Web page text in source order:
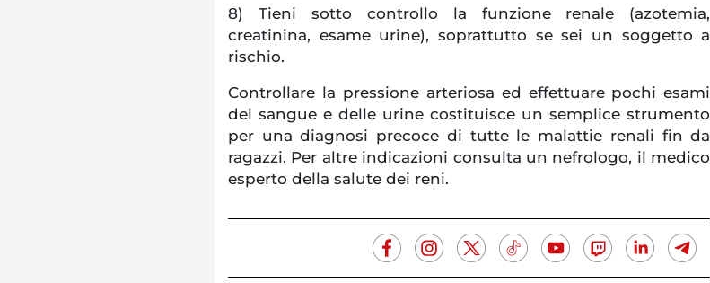
8) Tieni sotto controllo la funzione renale (azotemia,
creatinina, esame urine), soprattutto se sei un soggetto a
rischio.
Controllare la pressione arteriosa ed effettuare pochi esami
del sangue e delle urine costituisce un semplice strumento
per una diagnosi precoce di tutte le malattie renali fin da
ragazzi. Per altre indicazioni consulta un nefrologo, il medico
esperto della salute dei reni.